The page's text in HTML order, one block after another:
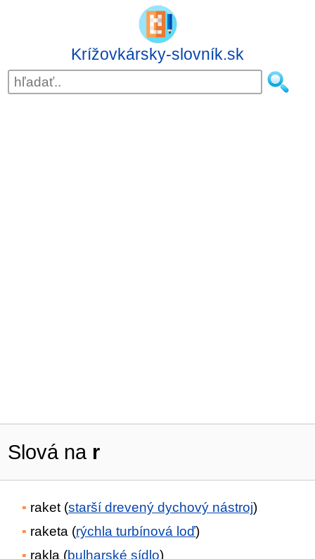
Krížovkársky-slovník.sk
Slová na r
raket (starší drevený dychový nástroj)
raketa (rýchla turbínová loď)
rakla (bulharské sídlo)